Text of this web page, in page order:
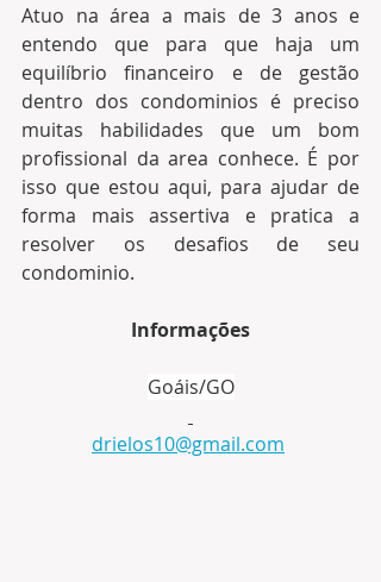
Atuo na área a mais de 3 anos e
entendo que para que haja um
equilíbrio financeiro e de gestão
dentro dos condominios é preciso
muitas habilidades que um bom
profissional da area conhece. É por
isso que estou aqui, para ajudar de
forma mais assertiva e pratica a
resolver os desafios de seu
condominio.
Informações
Goáis/GO
drielos10@gmail.com